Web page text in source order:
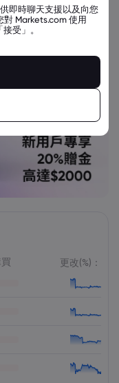
更改(%)：
即時聊天支援以及向您
對 Markets.com 使用
受」。